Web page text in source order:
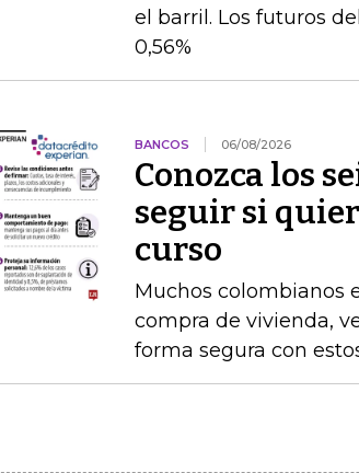
el barril. Los futuros
0,56%
BANCOS 06/08/2026
Conozca los
seguir si
curso
Muchos colombianos
compra de vivienda,
forma segura con